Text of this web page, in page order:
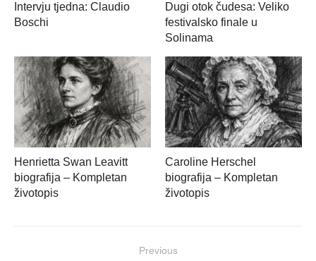
Intervju tjedna: Claudio
Boschi
Dugi otok čudesa: Veliko
festivalsko finale u
Solinama
Henrietta Swan Leavitt
biografija – Kompletan
životopis
Caroline Herschel
biografija – Kompletan
životopis
Previous